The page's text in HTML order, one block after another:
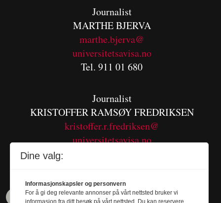
Journalist
MARTHE BJERVA
marthe.bjerva@
universitetsavisa.no
Tel. 911 01 680
Journalist
KRISTOFFER RAMSØY FREDRIKSEN
kristoffer.r.fredriksen@
universitetsavisa.no
Dine valg:
Informasjonskapsler og personvern
For å gi deg relevante annonser på vårt nettsted bruker vi
informasjon fra ditt besøk på vårt nettsted. Du kan reservere